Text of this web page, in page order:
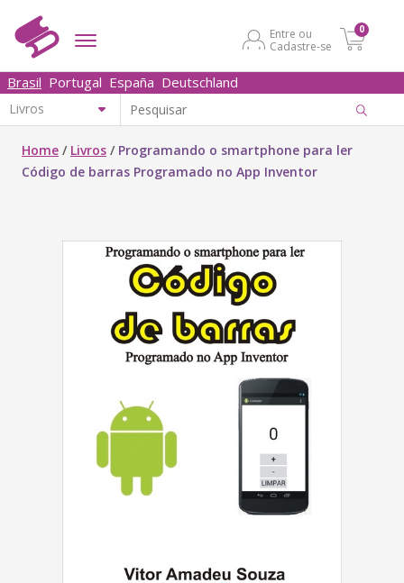
Entre ou
Cadastre-se
0
Brasil Portugal España Deutschland
Home / Livros / Programando o smartphone para ler
Código de barras Programado no App Inventor